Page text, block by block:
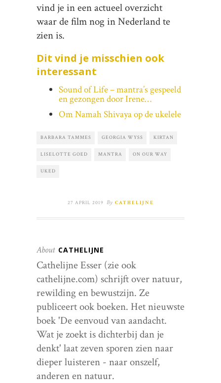
vind je in een actueel overzicht
waar de film nog in Nederland te
zien is.
Dit vind je misschien ook
interessant
Sound of Life – mantra’s gespeeld
en gezongen door Irene…
Om Namah Shivaya op de ukelele
BARBARA TAMMES GEORGIA WYSS KIRTAN
LISELOTTE GOED MANTRA ON OUR WAY
UKED
27 APRIL 2019 By CATHELIJNE
About CATHELIJNE
Cathelijne Esser (zie ook
cathelijne.com) schrijft over natuur,
rewilding en bewustzijn. Ze
publiceert ook boeken. Het nieuwste
boek 'De eenvoud van aandacht.
Wat je zoekt is dichterbij dan je
denkt' laat zeven sporen zien naar
dieper luisteren - naar onszelf,
anderen en natuur.